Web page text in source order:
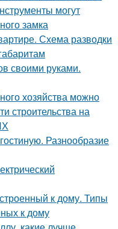
могут
замка
Схема разводки
своими руками.
хозяйства можно
строительства на
Разнообразие
к дому. Типы
к дому